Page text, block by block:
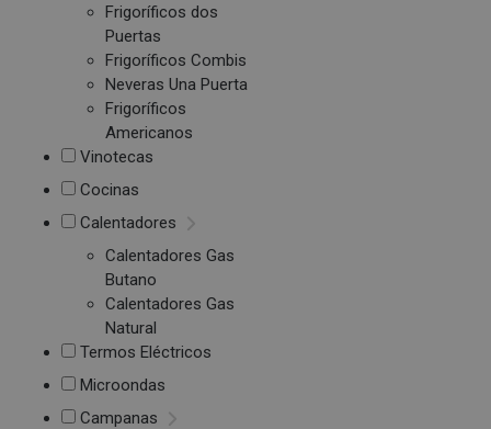
Frigoríficos dos
Puertas
Frigoríficos Combis
Neveras Una Puerta
Frigoríficos
Americanos
Vinotecas
Cocinas
Calentadores
Calentadores Gas
Butano
Calentadores Gas
Natural
Termos Eléctricos
Microondas
Campanas